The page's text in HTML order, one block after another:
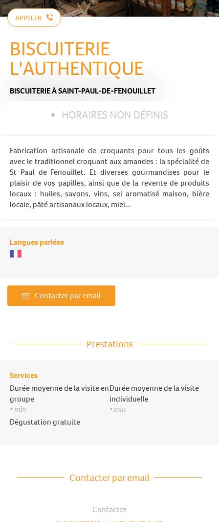
APPELER
BISCUITERIE
L'AUTHENTIQUE
BISCUITERIEÀ SAINT-PAUL-DE-FENOUILLET
HORAIRES NON DÉFINIS
Fabrication artisanale de croquants pour tous les goûts
avec le traditionnel croquant aux amandes : la spécialité de
St Paul de Fenouillet. Et diverses gourmandises pour le
plaisir de vos papilles, ainsi que de la revente de produits
locaux : huiles, savons, vins, sel aromatisé maison, bière
locale, pâté artisanaux locaux, miel...
Langues parlées
Contacter par email
Prestations
Services
Durée moyenne de la visite en
groupe
• min
Dégustation gratuite
Durée moyenne de la visite
individuelle
• min
Contacter par email
Contactez